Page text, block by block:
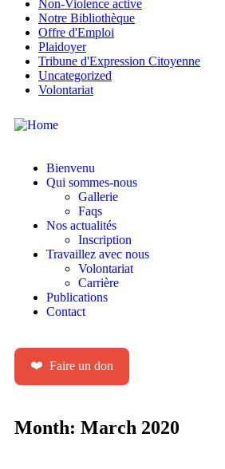
Non-Violence active
Notre Bibliothèque
Offre d'Emploi
Plaidoyer
Tribune d'Expression Citoyenne
Uncategorized
Volontariat
Bienvenu
Qui sommes-nous
Gallerie
Faqs
Nos actualités
Inscription
Travaillez avec nous
Volontariat
Carrière
Publications
Contact
❤️ Faire un don
Month: March 2020